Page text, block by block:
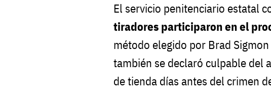
El servicio penitenciario estatal
tiradores participaron en el
método elegido por Brad
también se declaró culpable del
de tienda días antes del crimen